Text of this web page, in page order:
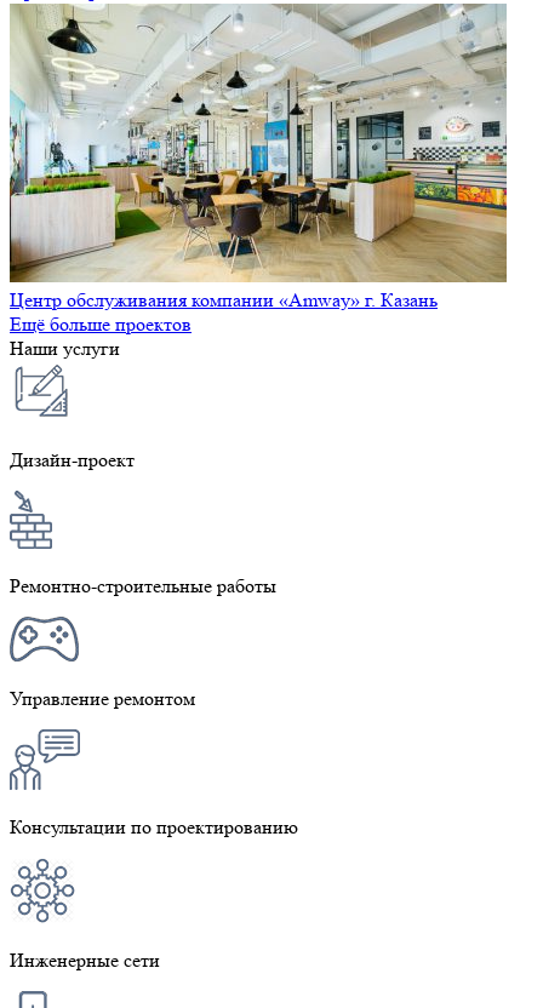
Центр обслуживания компании «Amway» г. Казань
Ещё больше проектов
Наши услуги
Дизайн-проект
Ремонтно-строительные работы
Управление ремонтом
Консультации по проектированию
Инженерные сети